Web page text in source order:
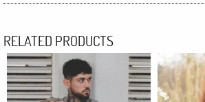
RELATED PRODUCTS